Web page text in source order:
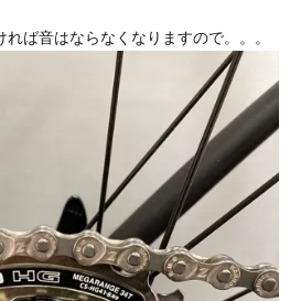
ば音はならなくなりますので。。。